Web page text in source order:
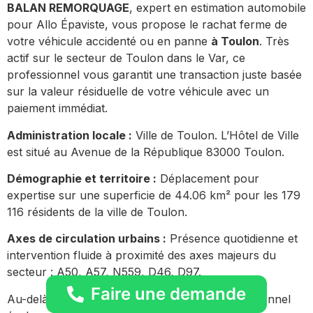
BALAN REMORQUAGE, expert en estimation automobile
pour Allo Épaviste, vous propose le rachat ferme de
votre véhicule accidenté ou en panne à Toulon. Très
actif sur le secteur de Toulon dans le Var, ce
professionnel vous garantit une transaction juste basée
sur la valeur résiduelle de votre véhicule avec un
paiement immédiat.
Administration locale : Ville de Toulon. L’Hôtel de Ville
est situé au Avenue de la République 83000 Toulon.
Démographie et territoire : Déplacement pour
expertise sur une superficie de 44.06 km² pour les 179
116 résidents de la ville de Toulon.
Axes de circulation urbains : Présence quotidienne et
intervention fluide à proximité des axes majeurs du
secteur : A50, A57, N559, D46, D97.
Au-delà du centre-ville, notre acheteur professionnel
Faire une demande